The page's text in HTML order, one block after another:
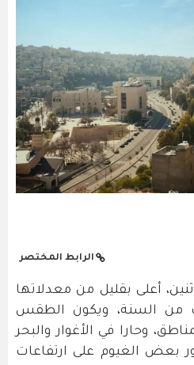
الرابط المختصر
أعلى بقليل من معدلاتها
من السنة، ويكون الطقس
وحارا في الأغوار والبحر
بعض الغيوم على ارتفاعات